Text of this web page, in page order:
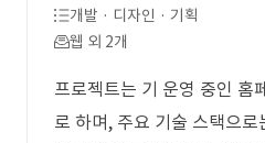
개발 · 디자인 · 기획
웹 외 2개
프로젝트는 기 운영 중인 홈
로 하며, 주요 기술 스택으